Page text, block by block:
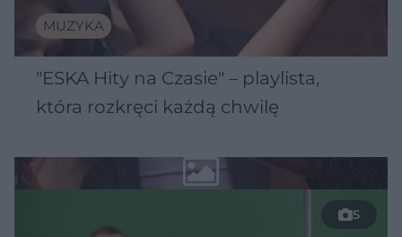
MUZYKA
"ESKA Hity na Czasie" – playlista,
która rozkręci każdą chwilę
5